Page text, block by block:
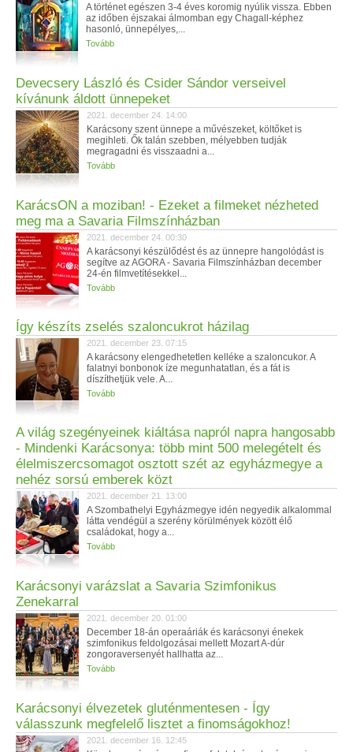
A történet egészen 3-4 éves koromig nyúlik vissza. Ebben
az időben éjszakai álmomban egy Chagall-képhez
hasonló, ünnepélyes,...
Tovább
Devecsery László és Csider Sándor verseivel
kívánunk áldott ünnepeket
2021. december 24. 14:00
Karácsony szent ünnepe a művészeket, költőket is
megihleti. Ők talán szebben, mélyebben tudják
megragadni és visszaadni a...
Tovább
KarácsON a moziban! - Ezeket a filmeket nézheted
meg ma a Savaria Filmszínházban
2021. december 24. 00:30
A karácsonyi készülődést és az ünnepre hangolódást is
segítve az AGORA - Savaria Filmszínházban december
24-én filmvetítésekkel...
Tovább
Így készíts zselés szaloncukrot házilag
2021. december 23. 07:15
A karácsony elengedhetetlen kelléke a szaloncukor. A
falatnyi bonbonok íze megunhatatlan, és a fát is
díszíthetjük vele. A...
Tovább
A világ szegényeinek kiáltása napról napra hangosabb
- Mindenki Karácsonya: több mint 500 melegételt és
élelmiszercsomagot osztott szét az egyházmegye a
nehéz sorsú emberek közt
2021. december 21. 13:00
A Szombathelyi Egyházmegye idén negyedik alkalommal
látta vendégül a szerény körülmények között élő
családokat, hogy a...
Tovább
Karácsonyi varázslat a Savaria Szimfonikus
Zenekarral
2021. december 20. 01:00
December 18-án operaáriák és karácsonyi énekek
szimfonikus feldolgozásai mellett Mozart A-dúr
zongoraversenyét hallhatta az...
Tovább
Karácsonyi élvezetek gluténmentesen - Így
válasszunk megfelelő lisztet a finomságokhoz!
2021. december 16. 12:45